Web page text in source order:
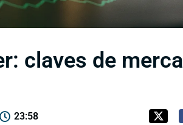
claves de
23:58